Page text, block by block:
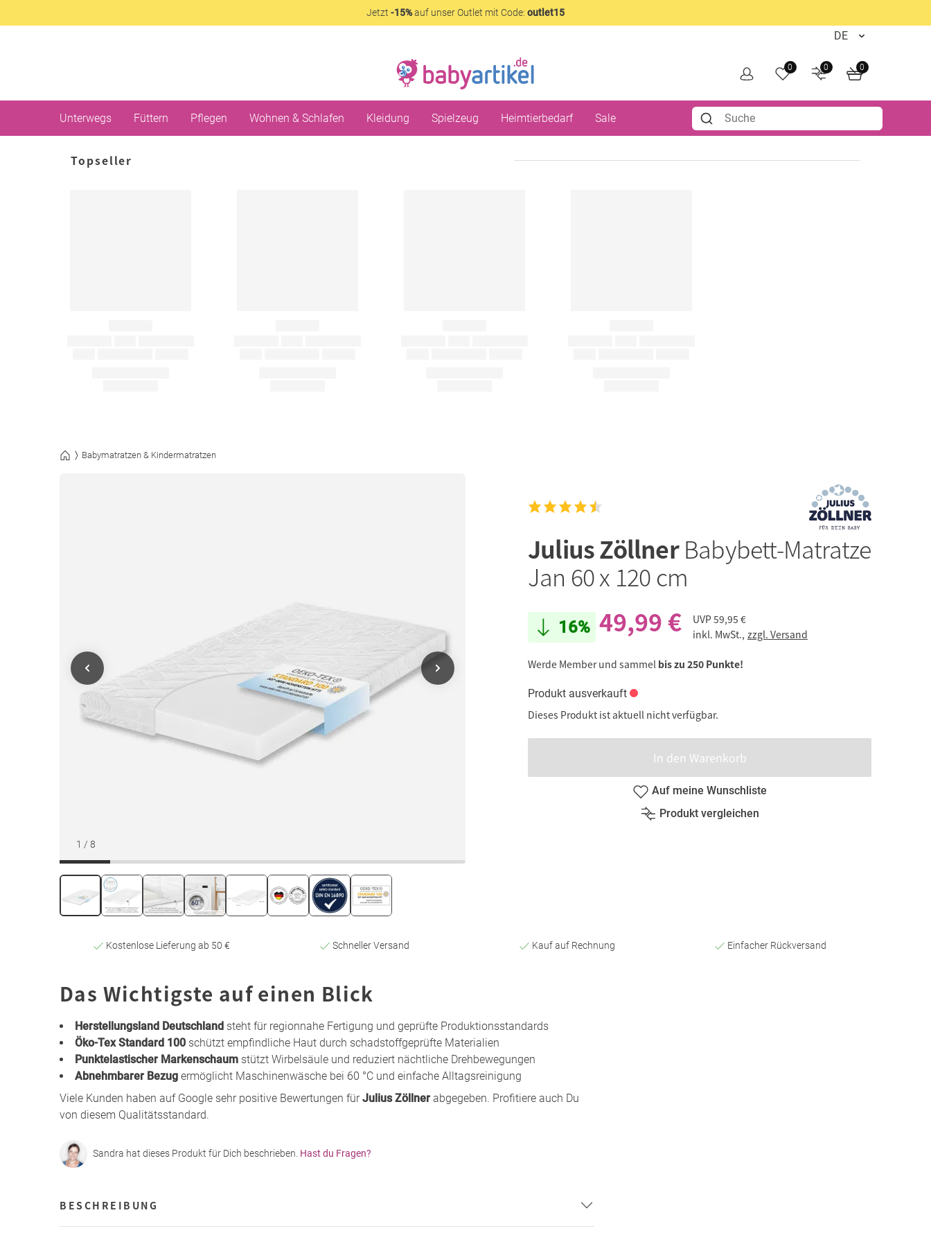
Jetzt -15%auf unser Outlet mit Code: outlet15
0 0 0
Unterwegs Füttern Pflegen Wohnen & Schlafen Kleidung Spielzeug Heimtierbedarf Sale
Topseller
Babymatratzen & Kindermatratzen
1 / 8
Julius ZöllnerBabybett-Matratze
Jan 60 x 120 cm
16% 49,99 € UVP59,95 €
inkl. MwSt., zzgl. Versand
Werde Member und sammel bis zu 250 Punkte!
Produkt ausverkauft
Dieses Produkt ist aktuell nicht verfügbar.
In den Warenkorb
Auf meine Wunschliste
Produkt vergleichen
Kostenlose Lieferung ab 50 € Schneller Versand Kauf auf Rechnung Einfacher Rückversand
Das Wichtigste auf einen Blick
Herstellungsland Deutschland steht für regionnahe Fertigung und geprüfte Produktionsstandards
Öko-Tex Standard 100 schützt empfindliche Haut durch schadstoffgeprüfte Materialien
Punktelastischer Markenschaum stützt Wirbelsäule und reduziert nächtliche Drehbewegungen
Abnehmbarer Bezug ermöglicht Maschinenwäsche bei 60 °C und einfache Alltagsreinigung
Viele Kunden haben auf Google sehr positive Bewertungen fürJulius Zöllner abgegeben. Profitiere auch Du
von diesem Qualitätsstandard.
Sandra hat dieses Produkt für Dich beschrieben. Hast du Fragen?
BESCHREIBUNG